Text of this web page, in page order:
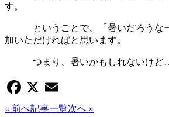
す。
ということで、「暑いだろうなー
加いただければと思います。
つまり、暑いかもしれないけど…
Facebook
X Email
« 前へ記事一覧次へ »